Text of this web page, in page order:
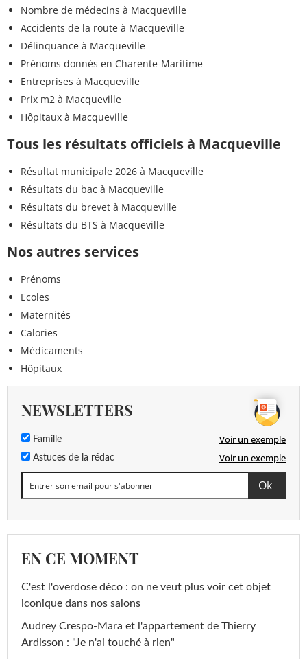
Nombre de médecins à Macqueville
Accidents de la route à Macqueville
Délinquance à Macqueville
Prénoms donnés en Charente-Maritime
Entreprises à Macqueville
Prix m2 à Macqueville
Hôpitaux à Macqueville
Tous les résultats officiels à Macqueville
Résultat municipale 2026 à Macqueville
Résultats du bac à Macqueville
Résultats du brevet à Macqueville
Résultats du BTS à Macqueville
Nos autres services
Prénoms
Ecoles
Maternités
Calories
Médicaments
Hôpitaux
NEWSLETTERS
Famille Voir un exemple
Astuces de la rédac Voir un exemple
EN CE MOMENT
C'est l'overdose déco : on ne veut plus voir cet objet
iconique dans nos salons
Audrey Crespo-Mara et l'appartement de Thierry
Ardisson : "Je n'ai touché à rien"